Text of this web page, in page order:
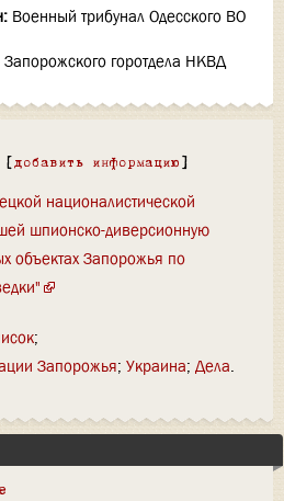
Военный трибунал Одесского ВО
горотдела НКВД
[ добавить информацию ]
националистической
шпионско-диверсионную
объектах Запорожья по
Запорожья Украина Дела